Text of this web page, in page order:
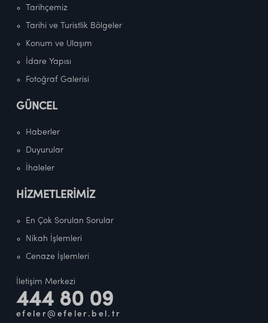
Tarihçemiz
Tarihi ve Turistlik Bölgeler
Konum ve Ulaşım
İdare Yapısı
Fotoğraf Galerisi
GÜNCEL
Haberler
Duyurular
İhaleler
HİZMETLERİMİZ
En Çok Sorulan Sorular
Nikah İşlemleri
Cenaze İşlemleri
İletişim Merkezi
444 80 09
efeler@efeler.bel.tr